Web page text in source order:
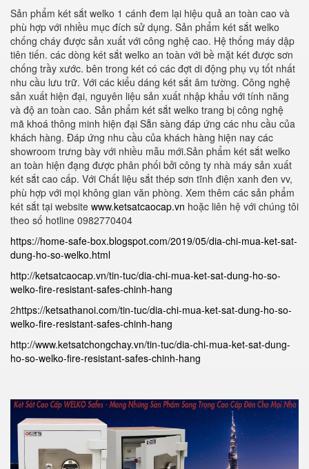
Sản phẩm két sắt welko 1 cánh đem lại hiệu quả an toàn cao và
phù hợp với nhiều mục đích sử dụng. Sản phẩm két sắt welko
chống cháy được sản xuất với công nghệ cao. Hệ thống máy dập
tiên tiến. các dòng két sắt welko an toàn với bề mặt két được sơn
chống trầy xước. bên trong két có các đợt di động phụ vụ tốt nhất
nhu cầu lưu trữ. Với các kiểu dáng két sắt âm tường. Công nghệ
sản xuất hiện đại, nguyên liệu sản xuất nhập khẩu với tính năng
và độ an toàn cao. Sản phẩm két sắt welko trang bị công nghệ
mã khoá thông minh hiện đại Sẵn sàng đáp ứng các nhu cầu của
khách hàng. Đáp ứng nhu cầu của khách hàng hiện nay các
showroom trưng bày với nhiều mẫu mới.Sản phẩm két sắt welko
an toàn hiện đạng được phân phối bởi công ty nhà máy sản xuất
két sắt cao cấp. Với Chất liệu sắt thép sơn tĩnh điện xanh đen vv,
phù hợp với mọi không gian văn phòng. Xem thêm các sản phẩm
két sắt tại website www.ketsatcaocap.vn hoặc liên hệ với chúng tôi
theo số hotline 0982770404
https://home-safe-box.blogspot.com/2019/05/dia-chi-mua-ket-sat-
dung-ho-so-welko.html
http://ketsatcaocap.vn/tin-tuc/dia-chi-mua-ket-sat-dung-ho-so-
welko-fire-resistant-safes-chinh-hang
2https://ketsathanoi.com/tin-tuc/dia-chi-mua-ket-sat-dung-ho-so-
welko-fire-resistant-safes-chinh-hang
http://www.ketsatchongchay.vn/tin-tuc/dia-chi-mua-ket-sat-dung-
ho-so-welko-fire-resistant-safes-chinh-hang